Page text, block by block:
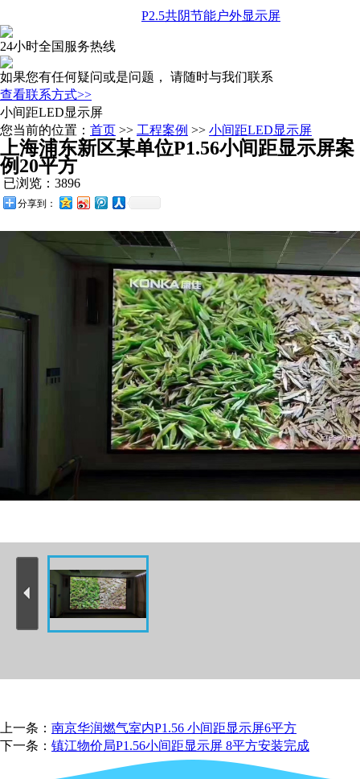
P2.5共阴节能户外显示屏
24小时全国服务热线
如果您有任何疑问或是问题， 请随时与我们联系
查看联系方式>>
小间距LED显示屏
您当前的位置： 首页 >> 工程案例 >> 小间距LED显示屏
上海浦东新区某单位P1.56小间距显示屏案
例20平方
已浏览：3896
分享到：
上一条： 南京华润燃气室内P1.56 小间距显示屏6平方
下一条： 镇江物价局P1.56小间距显示屏 8平方安装完成